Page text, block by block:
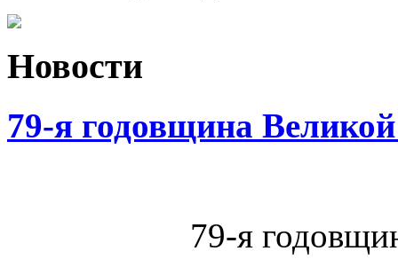
Новости
79-я годовщина
79-я